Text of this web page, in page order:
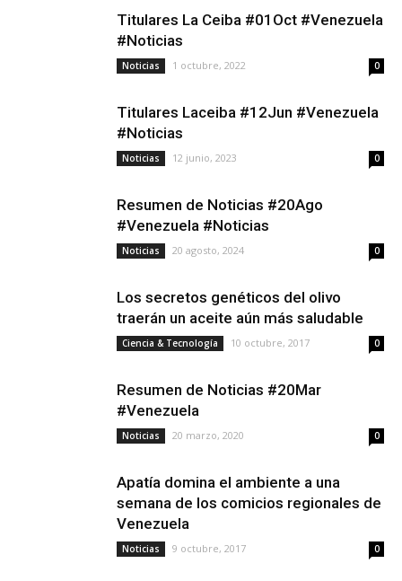
Titulares La Ceiba #01Oct #Venezuela
#Noticias
Noticias 1 octubre, 2022 0
Titulares Laceiba #12Jun #Venezuela
#Noticias
Noticias 12 junio, 2023 0
Resumen de Noticias #20Ago
#Venezuela #Noticias
Noticias 20 agosto, 2024 0
Los secretos genéticos del olivo
traerán un aceite aún más saludable
Ciencia & Tecnología 10 octubre, 2017 0
Resumen de Noticias #20Mar
#Venezuela
Noticias 20 marzo, 2020 0
Apatía domina el ambiente a una
semana de los comicios regionales de
Venezuela
Noticias 9 octubre, 2017 0